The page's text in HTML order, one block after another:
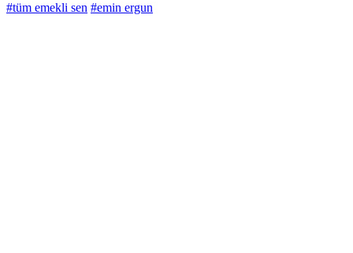
#tüm emekli sen #emin ergun